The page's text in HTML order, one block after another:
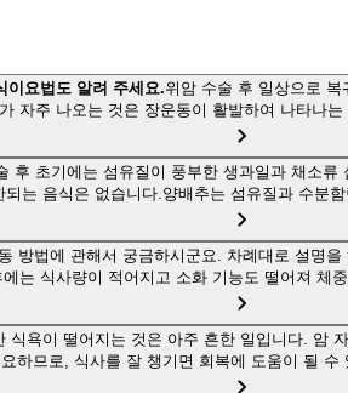
이요법도 알려 주세요.위암 수술 후 일상으로
자주 나오는 것은 장운동이 활발하여 나타나
후 초기에는 섬유질이 풍부한 생과일과 채소
는 음식은 없습니다.양배추는 섬유질과 수분
방법에 관해서 궁금하시군요. 차례대로 설명
는 식사량이 적어지고 소화 기능도 떨어져 체
식욕이 떨어지는 것은 아주 흔한 일입니다. 암
하므로, 식사를 잘 챙기면 회복에 도움이 될